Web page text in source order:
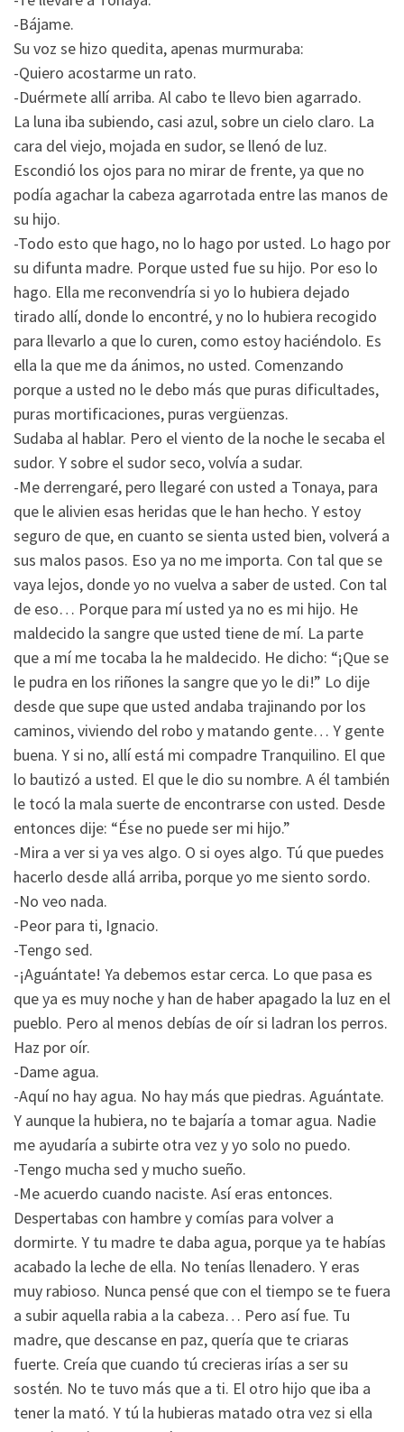
-Bájame.
Su voz se hizo quedita, apenas murmuraba:
-Quiero acostarme un rato.
-Duérmete allí arriba. Al cabo te llevo bien agarrado.
La luna iba subiendo, casi azul, sobre un cielo claro. La
cara del viejo, mojada en sudor, se llenó de luz.
Escondió los ojos para no mirar de frente, ya que no
podía agachar la cabeza agarrotada entre las manos de
su hijo.
-Todo esto que hago, no lo hago por usted. Lo hago por
su difunta madre. Porque usted fue su hijo. Por eso lo
hago. Ella me reconvendría si yo lo hubiera dejado
tirado allí, donde lo encontré, y no lo hubiera recogido
para llevarlo a que lo curen, como estoy haciéndolo. Es
ella la que me da ánimos, no usted. Comenzando
porque a usted no le debo más que puras dificultades,
puras mortificaciones, puras vergüenzas.
Sudaba al hablar. Pero el viento de la noche le secaba el
sudor. Y sobre el sudor seco, volvía a sudar.
-Me derrengaré, pero llegaré con usted a Tonaya, para
que le alivien esas heridas que le han hecho. Y estoy
seguro de que, en cuanto se sienta usted bien, volverá a
sus malos pasos. Eso ya no me importa. Con tal que se
vaya lejos, donde yo no vuelva a saber de usted. Con tal
de eso… Porque para mí usted ya no es mi hijo. He
maldecido la sangre que usted tiene de mí. La parte
que a mí me tocaba la he maldecido. He dicho: “¡Que se
le pudra en los riñones la sangre que yo le di!” Lo dije
desde que supe que usted andaba trajinando por los
caminos, viviendo del robo y matando gente… Y gente
buena. Y si no, allí está mi compadre Tranquilino. El que
lo bautizó a usted. El que le dio su nombre. A él también
le tocó la mala suerte de encontrarse con usted. Desde
entonces dije: “Ése no puede ser mi hijo.”
-Mira a ver si ya ves algo. O si oyes algo. Tú que puedes
hacerlo desde allá arriba, porque yo me siento sordo.
-No veo nada.
-Peor para ti, Ignacio.
-Tengo sed.
-¡Aguántate! Ya debemos estar cerca. Lo que pasa es
que ya es muy noche y han de haber apagado la luz en el
pueblo. Pero al menos debías de oír si ladran los perros.
Haz por oír.
-Dame agua.
-Aquí no hay agua. No hay más que piedras. Aguántate.
Y aunque la hubiera, no te bajaría a tomar agua. Nadie
me ayudaría a subirte otra vez y yo solo no puedo.
-Tengo mucha sed y mucho sueño.
-Me acuerdo cuando naciste. Así eras entonces.
Despertabas con hambre y comías para volver a
dormirte. Y tu madre te daba agua, porque ya te habías
acabado la leche de ella. No tenías llenadero. Y eras
muy rabioso. Nunca pensé que con el tiempo se te fuera
a subir aquella rabia a la cabeza… Pero así fue. Tu
madre, que descanse en paz, quería que te criaras
fuerte. Creía que cuando tú crecieras irías a ser su
sostén. No te tuvo más que a ti. El otro hijo que iba a
tener la mató. Y tú la hubieras matado otra vez si ella